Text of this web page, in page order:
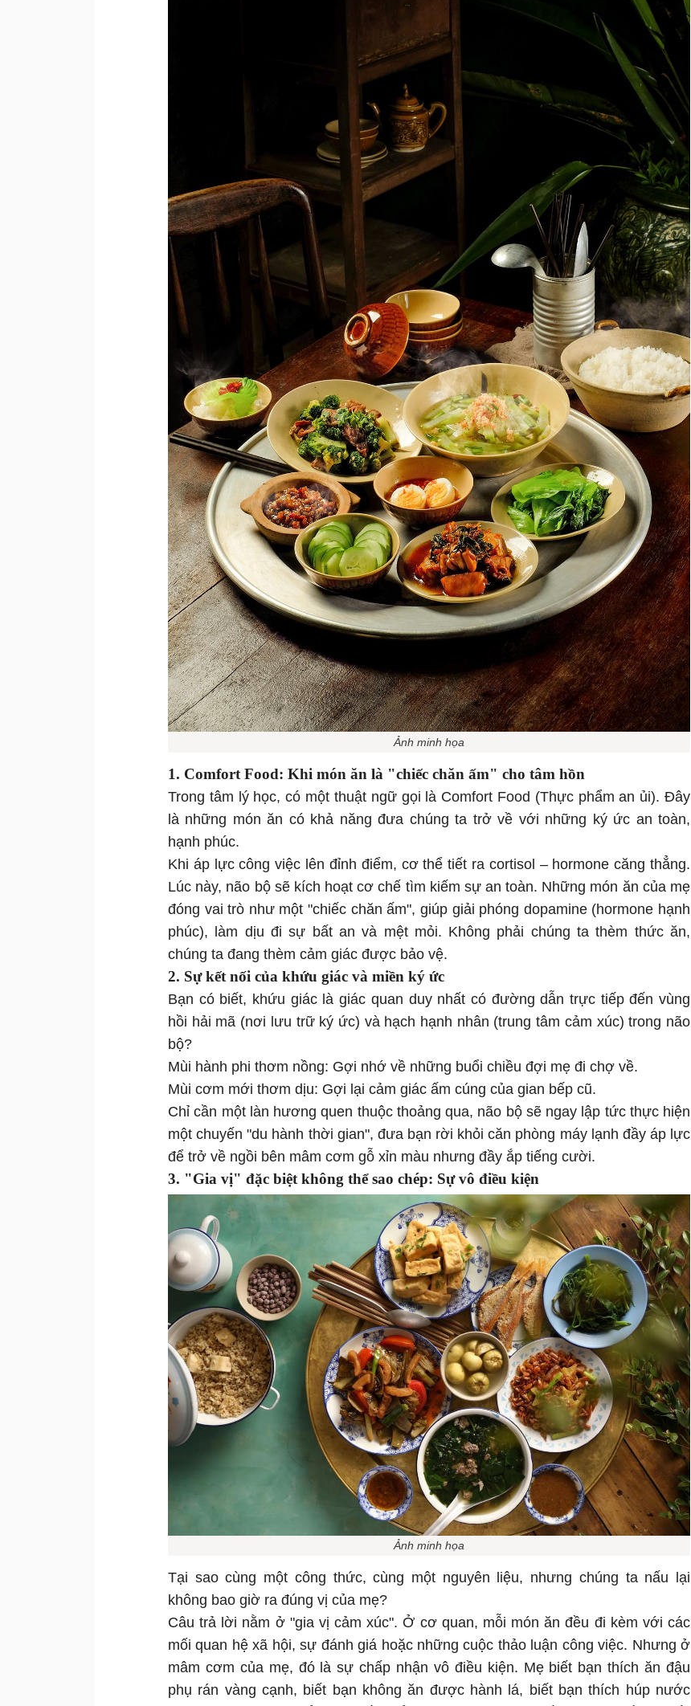
Ảnh minh họa
1. Comfort Food: Khi món ăn là "chiếc chăn ấm" cho tâm hồn
Trong tâm lý học, có một thuật ngữ gọi là Comfort Food (Thực phẩm an ủi). Đây
là những món ăn có khả năng đưa chúng ta trở về với những ký ức an toàn,
hạnh phúc.
Khi áp lực công việc lên đỉnh điểm, cơ thể tiết ra cortisol – hormone căng thẳng.
Lúc này, não bộ sẽ kích hoạt cơ chế tìm kiếm sự an toàn. Những món ăn của mẹ
đóng vai trò như một "chiếc chăn ấm", giúp giải phóng dopamine (hormone hạnh
phúc), làm dịu đi sự bất an và mệt mỏi. Không phải chúng ta thèm thức ăn,
chúng ta đang thèm cảm giác được bảo vệ.
2. Sự kết nối của khứu giác và miền ký ức
Bạn có biết, khứu giác là giác quan duy nhất có đường dẫn trực tiếp đến vùng
hồi hải mã (nơi lưu trữ ký ức) và hạch hạnh nhân (trung tâm cảm xúc) trong não
bộ?
Mùi hành phi thơm nồng: Gợi nhớ về những buổi chiều đợi mẹ đi chợ về.
Mùi cơm mới thơm dịu: Gợi lại cảm giác ấm cúng của gian bếp cũ.
Chỉ cần một làn hương quen thuộc thoảng qua, não bộ sẽ ngay lập tức thực hiện
một chuyến "du hành thời gian", đưa bạn rời khỏi căn phòng máy lạnh đầy áp lực
để trở về ngồi bên mâm cơm gỗ xỉn màu nhưng đầy ắp tiếng cười.
3. "Gia vị" đặc biệt không thể sao chép: Sự vô điều kiện
Ảnh minh họa
Tại sao cùng một công thức, cùng một nguyên liệu, nhưng chúng ta nấu lại
không bao giờ ra đúng vị của mẹ?
Câu trả lời nằm ở "gia vị cảm xúc". Ở cơ quan, mỗi món ăn đều đi kèm với các
mối quan hệ xã hội, sự đánh giá hoặc những cuộc thảo luận công việc. Nhưng ở
mâm cơm của mẹ, đó là sự chấp nhận vô điều kiện. Mẹ biết bạn thích ăn đậu
phụ rán vàng cạnh, biết bạn không ăn được hành lá, biết bạn thích húp nước